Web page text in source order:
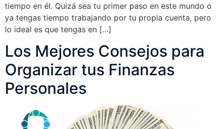
tiempo en él. Quizá sea tu primer paso en este mundo o
ya tengas tiempo trabajando por tu propia cuenta, pero
lo ideal es que tengas en […]
Los Mejores Consejos para
Organizar tus Finanzas
Personales